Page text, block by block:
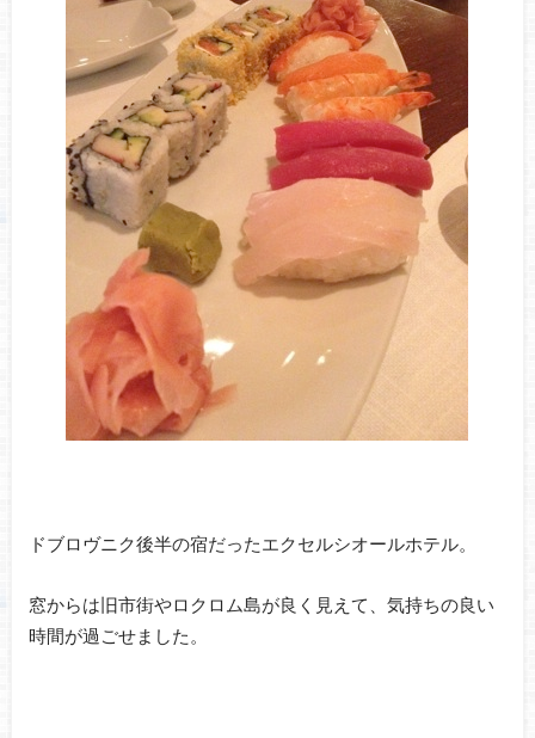
ドブロヴニク後半の宿だったエクセルシオールホテル。
窓からは旧市街やロクロム島が良く見えて、気持ちの良い
時間が過ごせました。